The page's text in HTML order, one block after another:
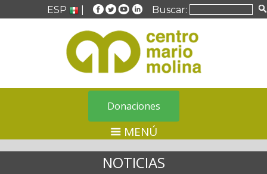
ESP Buscar:
Donaciones
MENÚ
NOTICIAS